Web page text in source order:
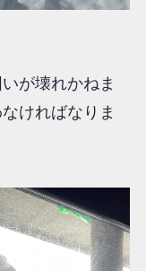
が壊れかねま
ければなりま